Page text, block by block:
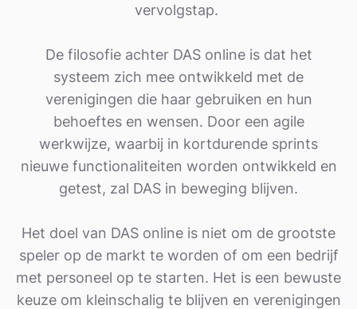
vervolgstap.
De filosofie achter DAS online is dat het
systeem zich mee ontwikkeld met de
verenigingen die haar gebruiken en hun
behoeftes en wensen. Door een agile
werkwijze, waarbij in kortdurende sprints
nieuwe functionaliteiten worden ontwikkeld en
getest, zal DAS in beweging blijven.
Het doel van DAS online is niet om de grootste
speler op de markt te worden of om een bedrijf
met personeel op te starten. Het is een bewuste
keuze om kleinschalig te blijven en verenigingen